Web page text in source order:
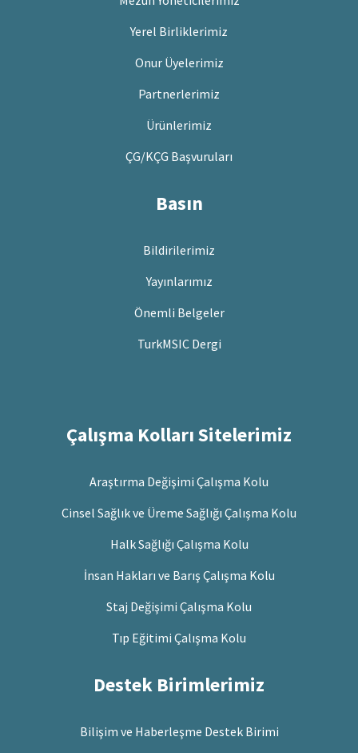
Yerel Birliklerimiz
Onur Üyelerimiz
Partnerlerimiz
Ürünlerimiz
ÇG/KÇG Başvuruları
Basın
Bildirilerimiz
Yayınlarımız
Önemli Belgeler
TurkMSIC Dergi
Çalışma Kolları Sitelerimiz
Araştırma Değişimi Çalışma Kolu
Cinsel Sağlık ve Üreme Sağlığı Çalışma Kolu
Halk Sağlığı Çalışma Kolu
İnsan Hakları ve Barış Çalışma Kolu
Staj Değişimi Çalışma Kolu
Tıp Eğitimi Çalışma Kolu
Destek Birimlerimiz
Bilişim ve Haberleşme Destek Birimi